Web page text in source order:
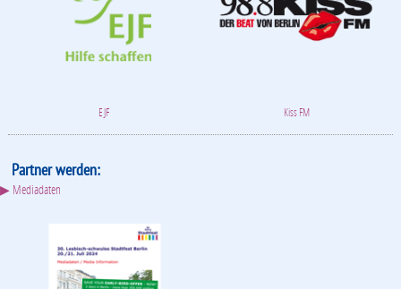
EJF Kiss FM
Partner werden:
▶ Mediadaten